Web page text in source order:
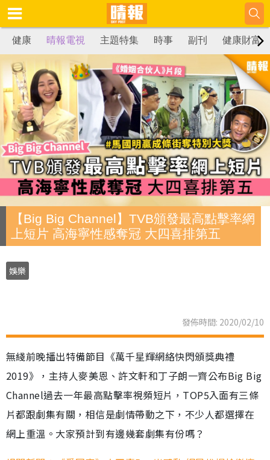
健康 晴報電視 主題特集 時事 副刊 健康財富
【Big Big Channel】TVB頒發最高點擊率網
上短片 高海寧性感奪冠 大四喜排第五
娛樂
發佈時間: 2020/02/10
無綫前晚播出特備節目《萬千星輝網絡快閃頒獎典禮
2019》，主持人麥美恩、許文軒和丁子朗一齊公布Big Big
Channel過去一年最高點擊率視頻短片，TOP5入面有三條
片都跟劇集有關，相信是劇情帶動之下，不少人都選擇在
網上重溫。大家預計到有邊幾套劇集有份嗎？